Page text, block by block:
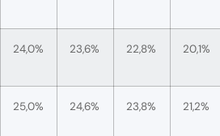
24,0% 23,6% 22,8% 20,1%
25,0% 24,6% 23,8% 21,2%